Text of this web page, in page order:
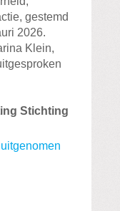
gestemd
2026.
Klein,
Stichting